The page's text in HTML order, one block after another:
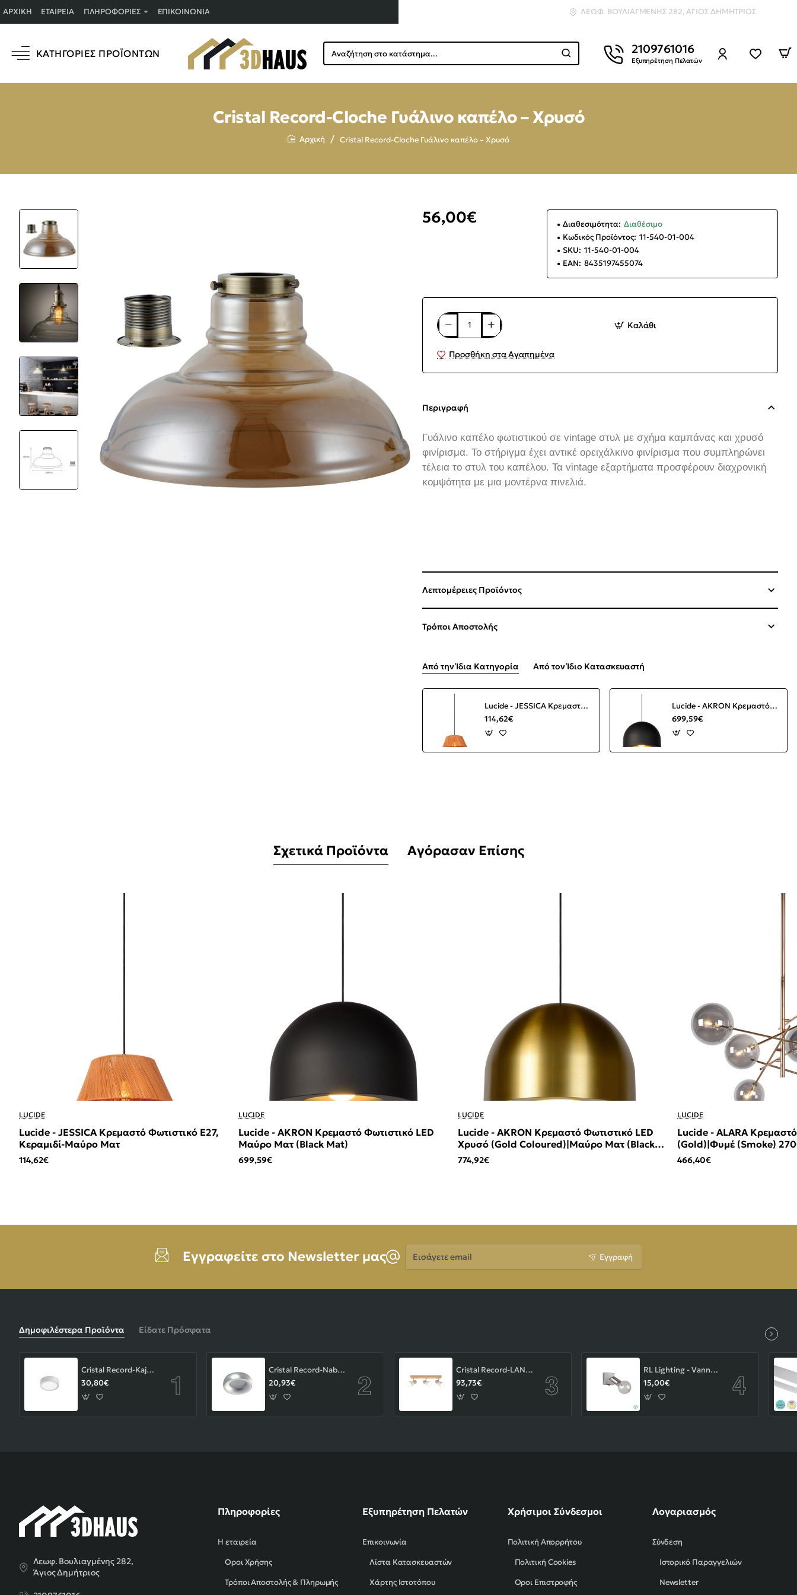
ΑΡΧΙΚΉ ΕΤΑΙΡΕΊΑ ΠΛΗΡΟΦΟΡΊΕΣ ΕΠΙΚΟΙΝΩΝΊΑ ΛΕΩΦ. ΒΟΥΛΙΑΓΜΈΝΗΣ 282, ΆΓΙΟΣ ΔΗΜΉΤΡΙΟΣ
ΚΑΤΗΓΟΡΊΕΣ ΠΡΟΪΌΝΤΩΝ
Αναζήτηση
στο
2109761016
Εξυπηρέτηση Πελατών
Cristal Record-Cloche Γυάλινο καπέλο – Χρυσό
Cristal Record-Cloche Γυάλινο καπέλο – Χρυσό
56,00€ Διαθεσιμότητα: Διαθέσιμο
Κωδικός Προϊόντος: 11-540-01-004
SKU: 11-540-01-004
EAN: 8435197455074
Καλάθι
Προσθήκη στα Αγαπημένα
Περιγραφή
Γυάλινο καπέλο φωτιστικού σε vintage στυλ με σχήμα καμπάνας και χρυσό
φινίρισμα. Το στήριγμα έχει αντικέ ορειχάλκινο φινίρισμα που συμπληρώνει
τέλεια το στυλ του καπέλου. Τα vintage εξαρτήματα προσφέρουν διαχρονική
κομψότητα με μια μοντέρνα πινελιά.
Λεπτομέρειες Προϊόντος
Τρόποι Αποστολής
Από την Ίδια Κατηγορία Από τον Ίδιο Κατασκευαστή
Lucide - JESSICA Κρεμαστό Φωτιστικό E27, Κεραμιδί-Μαύρο Ματ
114,62€
Lucide - AKRON Κρεμαστό Φωτιστικό LED Μαύρο Ματ (Black Mat)
699,59€
Σχετικά Προϊόντα Αγόρασαν Επίσης
LUCIDE
Lucide - JESSICA Κρεμαστό Φωτιστικό E27,
Κεραμιδί-Μαύρο Ματ
114,62€
LUCIDE
Lucide - AKRON Κρεμαστό Φωτιστικό LED
Μαύρο Ματ (Black Mat)
699,59€
LUCIDE
Lucide - AKRON Κρεμαστό Φωτιστικό LED
Χρυσό (Gold Coloured)|Μαύρο Ματ (Black
Mat)
774,92€
LUCIDE
Lucide - ALARA
(Gold)|Φυμέ (Smoke)
466,40€
Εγγραφείτε στο Newsletter μας
Εισάγετε
email
Εγγραφή
Δημοφιλέστερα Προϊόντα Είδατε Πρόσφατα
Cristal Record-Kaju Φωτιστικό Οροφής/Επιτοίχιο LED 8W, Γκρι
30,80€
Cristal Record-Nabila Χωνευτό Σποτ GU10 ΚΩΔ.-01-180-01-281
20,93€
Cristal Record-LAN Φωτιστικού οροφής Ε14 ΚΩΔ.-43-103-14-000
93,73€
RL Lighting - Vannes Επιτοίχιο Φωτιστικό Σποτ 1xE27 Νίκελ Ματ ΚΩΔ.-R80181707
15,00€
Λεωφ. Βουλιαγμένης 282,
Άγιος Δημήτριος
Πληροφορίες
Η εταιρεία
Όροι Χρήσης
Τρόποι Αποστολής & Πληρωμής
Εξυπηρέτηση Πελατών
Επικοινωνία
Λίστα Κατασκευαστών
Χάρτης Ιστοτόπου
Χρήσιμοι Σύνδεσμοι
Πολιτική Απορρήτου
Πολιτική Cookies
Όροι Επιστροφής
Λογαριασμός
Σύνδεση
Ιστορικό Παραγγελιών
Newsletter